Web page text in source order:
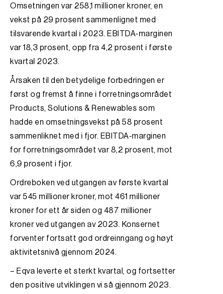
Omsetningen var 258,1 millioner kroner, en
vekst på 29 prosent sammenlignet med
tilsvarende kvartal i 2023. EBITDA-marginen
var 18,3 prosent, opp fra 4,2 prosent i første
kvartal 2023.
Årsaken til den betydelige forbedringen er
først og fremst å finne i forretningsområdet
Products, Solutions & Renewables som
hadde en omsetningsvekst på 58 prosent
sammenliknet med i fjor. EBITDA-marginen
for forretningsområdet var 8,2 prosent, mot
6,9 prosent i fjor.
Ordreboken ved utgangen av første kvartal
var 545 millioner kroner, mot 461 millioner
kroner for ett år siden og 487 millioner
kroner ved utgangen av 2023. Konsernet
forventer fortsatt god ordreinngang og høyt
aktivitetsnivå gjennom 2024.
– Eqva leverte et sterkt kvartal, og fortsetter
den positive utviklingen vi så gjennom 2023.